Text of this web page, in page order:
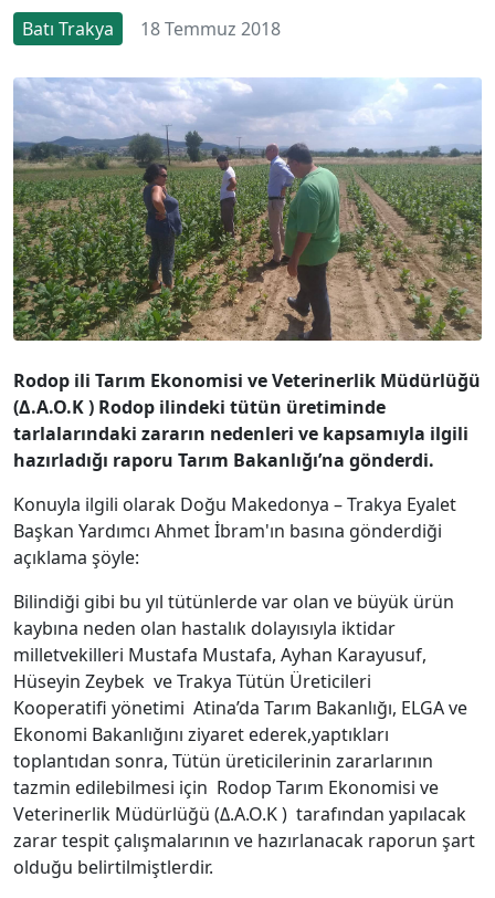
Batı Trakya 18 Temmuz 2018
Rodop ili Tarım Ekonomisi ve Veterinerlik Müdürlüğü
(Δ.Α.Ο.Κ ) Rodop ilindeki tütün üretiminde
tarlalarındaki zararın nedenleri ve kapsamıyla ilgili
hazırladığı raporu Tarım Bakanlığı’na gönderdi.
Konuyla ilgili olarak Doğu Makedonya – Trakya Eyalet
Başkan Yardımcı Ahmet İbram'ın basına gönderdiği
açıklama şöyle:
Bilindiği gibi bu yıl tütünlerde var olan ve büyük ürün
kaybına neden olan hastalık dolayısıyla iktidar
milletvekilleri Mustafa Mustafa, Ayhan Karayusuf,
Hüseyin Zeybek ve Trakya Tütün Üreticileri
Kooperatifi yönetimi Atina’da Tarım Bakanlığı, ELGA ve
Ekonomi Bakanlığını ziyaret ederek,yaptıkları
toplantıdan sonra, Tütün üreticilerinin zararlarının
tazmin edilebilmesi için Rodop Tarım Ekonomisi ve
Veterinerlik Müdürlüğü (Δ.Α.Ο.Κ ) tarafından yapılacak
zarar tespit çalışmalarının ve hazırlanacak raporun şart
olduğu belirtilmiştlerdir.